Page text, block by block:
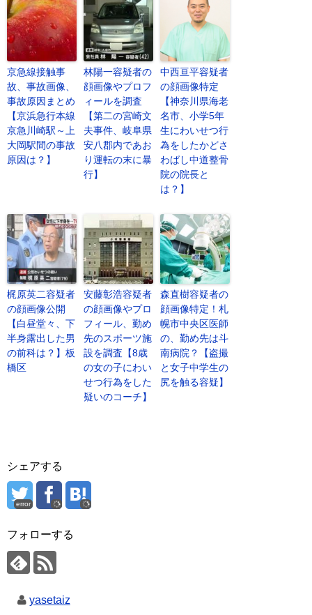
京急線接触事
故、事故画像、
事故原因まとめ
【京浜急行本線
京急川崎駅～上
大岡駅間の事故
原因は？】
林陽一容疑者の
顔画像やプロフ
ィールを調査
【第二の宮崎文
夫事件、岐阜県
安八郡内であお
り運転の末に暴
行】
中西亘平容疑者
の顔画像特定
【神奈川県海老
名市、小学5年
生にわいせつ行
為をしたかどさ
わばし中道整骨
院の院長と
は？】
梶原英二容疑者
の顔画像公開
【白昼堂々、下
半身露出した男
の前科は？】板
橋区
安藤彰浩容疑者
の顔画像やプロ
フィール、勤め
先のスポーツ施
設を調査【8歳
の女の子にわい
せつ行為をした
疑いのコーチ】
森直樹容疑者の
顔画像特定！札
幌市中央区医師
の、勤め先は斗
南病院？【盗撮
と女子中学生の
尻を触る容疑】
シェアする
error
フォローする
yasetaiz